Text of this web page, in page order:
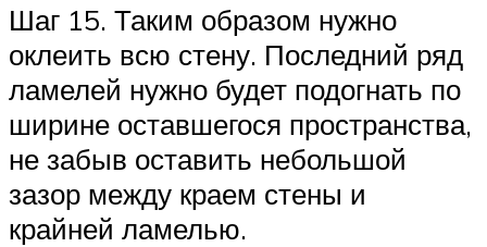
Шаг 15. Таким образом нужно
оклеить всю стену. Последний ряд
ламелей нужно будет подогнать по
ширине оставшегося пространства,
не забыв оставить небольшой
зазор между краем стены и
крайней ламелью.